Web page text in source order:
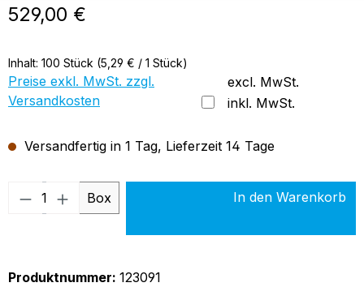
Regulärer Preis:
529,00 €
Inhalt: 100 Stück (5,29 € / 1 Stück)
Preise exkl. MwSt. zzgl.
Versandkosten
excl. MwSt.
inkl. MwSt.
Versandfertig in 1 Tag, Lieferzeit 14 Tage
Produkt Anzahl: Gib den gewünschten
Box In den Warenkorb
Produktnummer: 123091